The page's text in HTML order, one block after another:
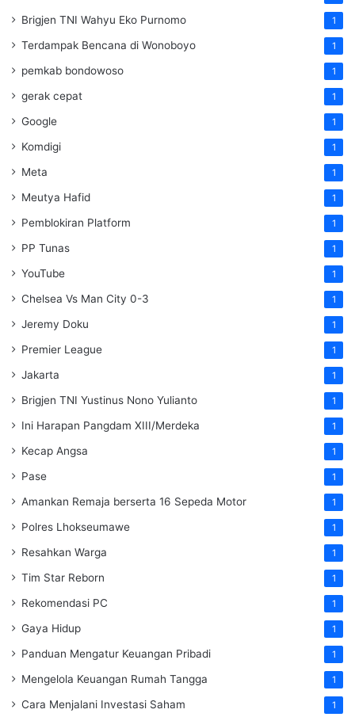
Brigjen TNI Wahyu Eko Purnomo 1
Terdampak Bencana di Wonoboyo 1
pemkab bondowoso 1
gerak cepat 1
Google 1
Komdigi 1
Meta 1
Meutya Hafid 1
Pemblokiran Platform 1
PP Tunas 1
YouTube 1
Chelsea Vs Man City 0-3 1
Jeremy Doku 1
Premier League 1
Jakarta 1
Brigjen TNI Yustinus Nono Yulianto 1
Ini Harapan Pangdam XIII/Merdeka 1
Kecap Angsa 1
Pase 1
Amankan Remaja berserta 16 Sepeda Motor 1
Polres Lhokseumawe 1
Resahkan Warga 1
Tim Star Reborn 1
Rekomendasi PC 1
Gaya Hidup 1
Panduan Mengatur Keuangan Pribadi 1
Mengelola Keuangan Rumah Tangga 1
Cara Menjalani Investasi Saham 1